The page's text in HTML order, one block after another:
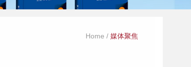
Home / 媒体聚焦